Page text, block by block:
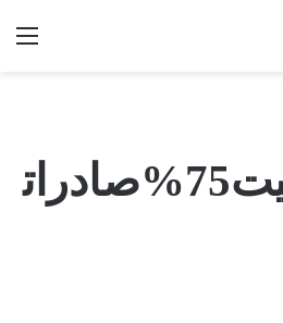
گوگردبنتونیت75%صادرات